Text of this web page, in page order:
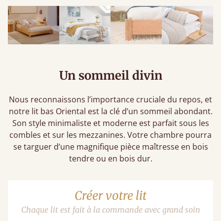
Un sommeil divin
Nous reconnaissons l’importance cruciale du repos, et
notre lit bas Oriental est la clé d’un sommeil abondant.
Son style minimaliste et moderne est parfait sous les
combles et sur les mezzanines. Votre chambre pourra
se targuer d’une magnifique pièce maîtresse en bois
tendre ou en bois dur.
Créer votre lit
Chaque lit est fait à la commande avec grand soin